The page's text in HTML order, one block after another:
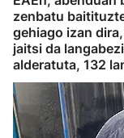
zenbatu
gehiago izan
jaitsi da
alderatuta, 132